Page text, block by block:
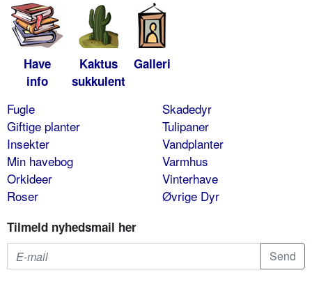
Have
info
Kaktus
sukkulent
Galleri
Fugle
Giftige planter
Insekter
Min havebog
Orkideer
Roser
Skadedyr
Tulipaner
Vandplanter
Varmhus
Vinterhave
Øvrige Dyr
Tilmeld nyhedsmail her